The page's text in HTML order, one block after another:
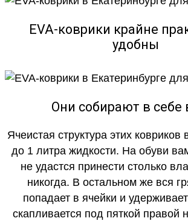
EVA-коврики крайне
удобны
Они собирают в себе
Ячеистая структура этих
до 1 литра жидкости. На обуви
не удастся принести столько
никогда. В остальном же вся
попадает в ячейки и
скапливается под пяткой правой